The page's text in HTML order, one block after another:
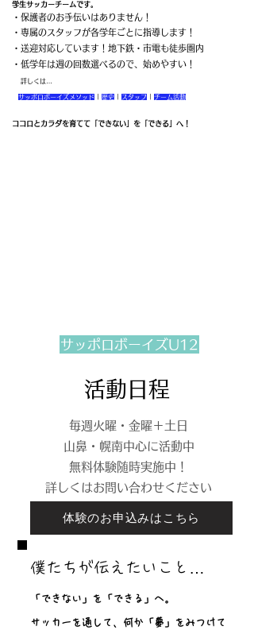
学生サッカーチームです。
・保護者のお手伝いはありません！
・専属のスタッフが各学年ごとに指導します！
・送迎対応しています！地下鉄・市電も徒歩圏内
​・低学年は週の回数選べるので、始めやすい！
詳しくは…
サッポロボーイズメソッド 歴史 スタッフ チーム活動
ココロとカラダを育てて「できない」を「できる」へ！
サッポロボーイズU12
活動日程
毎週火曜・金曜＋土日
山鼻・幌南中心に活動中
無料体験随時実施中！
​詳しくはお問い合わせください
僕たちが伝えたいこと…​
「できない」を「できる」へ。
サッカーを通して、何か「夢」をみつけて
体験のお申込みはこちら